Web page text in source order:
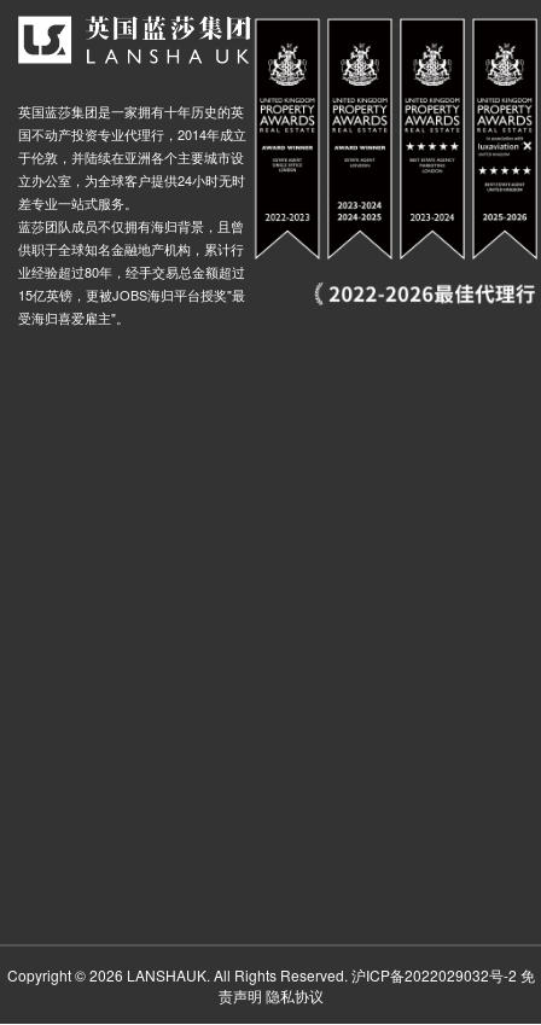
英国蓝莎集团是一家拥有十年历史的英
国不动产投资专业代理行，2014年成立
于伦敦，并陆续在亚洲各个主要城市设
立办公室，为全球客户提供24小时无时
差专业一站式服务。
蓝莎团队成员不仅拥有海归背景，且曾
供职于全球知名金融地产机构，累计行
业经验超过80年，经手交易总金额超过
15亿英镑，更被JOBS海归平台授奖"最
受海归喜爱雇主"。
Copyright © 2026 LANSHAUK. All Rights Reserved. 沪ICP备2022029032号-2 免
责声明 隐私协议